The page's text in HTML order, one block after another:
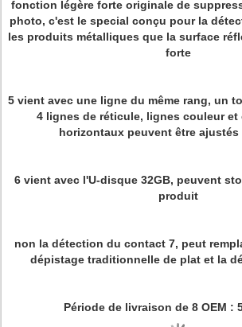
fonction légère forte originale de
photo, c'est le special conçu pour la
les produits métalliques que la surface
forte
5 vient avec une ligne du même rang, un
4 lignes de réticule, lignes couleur et
horizontaux peuvent être ajustés
6 vient avec l'U-disque 32GB, peuvent
produit
non la détection du contact 7, peut
dépistage traditionnelle de plat et la
Période de livraison de 8 OEM :